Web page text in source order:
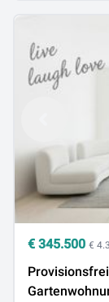
€ 345.500 €